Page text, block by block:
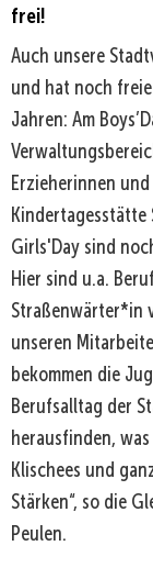
frei!
Auch unsere
und hat noch
Jahren: Am
Erzieherinnen
Kindertagesstätte
Girls'Day sind
Hier sind u.a.
Straßenwärter*in
unseren
bekommen die
Berufsalltag der
herausfinden,
Klischees und
Stärken“, so die
Peulen.